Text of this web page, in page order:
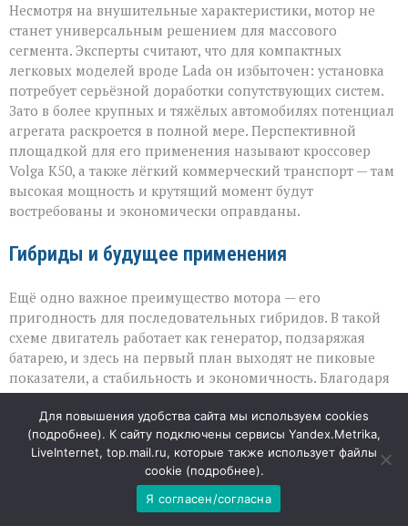
Несмотря на внушительные характеристики, мотор не
станет универсальным решением для массового
сегмента. Эксперты считают, что для компактных
легковых моделей вроде Lada он избыточен: установка
потребует серьёзной доработки сопутствующих систем.
Зато в более крупных и тяжёлых автомобилях потенциал
агрегата раскроется в полной мере. Перспективной
площадкой для его применения называют кроссовер
Volga К50, а также лёгкий коммерческий транспорт — там
высокая мощность и крутящий момент будут
востребованы и экономически оправданы.
Гибриды и будущее применения
Ещё одно важное преимущество мотора — его
пригодность для последовательных гибридов. В такой
схеме двигатель работает как генератор, подзаряжая
батарею, и здесь на первый план выходят не пиковые
показатели, а стабильность и экономичность. Благодаря
этому НАМИ‑414320 может занять нишу не только в
классических ДВС‑автомобилях, но и в перспективных
электрифицированных платформах. Окончательное
решение о серийном применении останется за
автопроизводителями: судьба мотора зависит от того,
насколько его характеристики впишутся в их
продуктовые линейки и производственные планы.
Для повышения удобства сайта мы используем cookies
(подробнее). К сайту подключены сервисы Yandex.Metrika,
LiveInternet, top.mail.ru, которые также использует файлы
cookie (подробнее).
Я согласен/согласна